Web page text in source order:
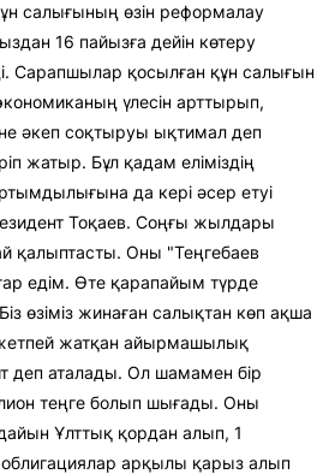
салығының өзін реформалау
16 пайызға дейін көтеру
Сарапшылар қосылған құн салығын
үлесін арттырып,
әкеп соқтыруы ықтимал деп
жатыр. Бұл қадам еліміздің
да кері әсер етуі
Тоқаев. Соңғы жылдары
қалыптасты. Оны "Теңгебаев
едім. Өте қарапайым түрде
Біз өзіміз жинаған салықтан көп ақша
жатқан айырмашылық
деп аталады. Ол шамамен бір
теңге болып шығады. Оны
Ұлттық қордан алып, 1
облигациялар арқылы қарыз алып